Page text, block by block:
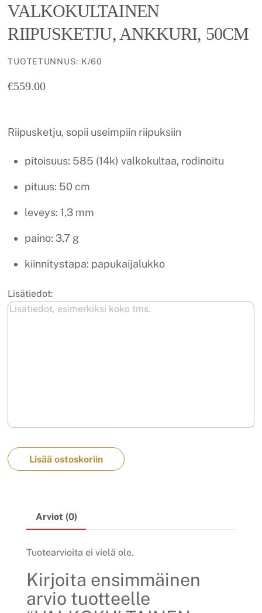
VALKOKULTAINEN
RIIPUSKETJU, ANKKURI, 50CM
TUOTETUNNUS: K/60
€559.00
Riipusketju, sopii useimpiin riipuksiin
pitoisuus: 585 (14k) valkokultaa, rodinoitu
pituus: 50 cm
leveys: 1,3 mm
paino: 3,7 g
kiinnitystapa: papukaijalukko
Lisätiedot:
Lisää ostoskoriin
Arviot (0)
Tuotearvioita ei vielä ole.
Kirjoita ensimmäinen
arvio tuotteelle